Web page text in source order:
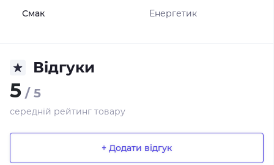
Смак Енергетик
Відгуки
5 / 5
середній рейтинг товару
+ Додати відгук